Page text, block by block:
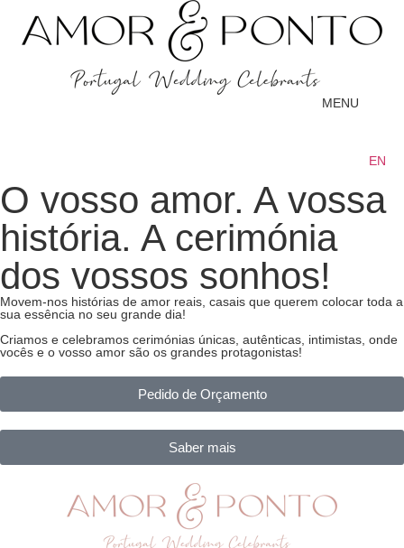
MENU
EN
O vosso amor. A vossa
história. A cerimónia
dos vossos sonhos!
Movem-nos histórias de amor reais, casais que querem colocar toda a
sua essência no seu grande dia!
Criamos e celebramos cerimónias únicas, autênticas, intimistas, onde
vocês e o vosso amor são os grandes protagonistas!
Pedido de Orçamento
Saber mais